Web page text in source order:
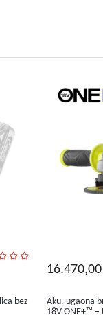
bez
16.470,00
Aku. ugaona
18V ONE+™ –